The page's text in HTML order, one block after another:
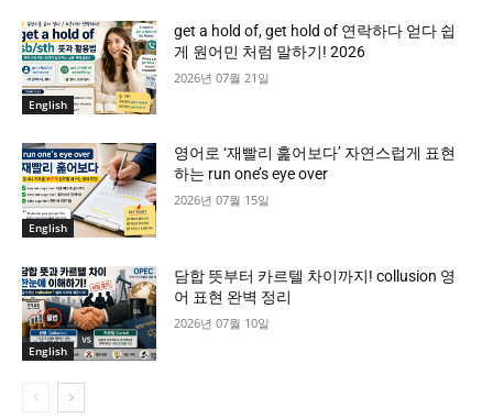
English
get a hold of, get hold of 연락하다 얻다 쉽
게 원어민 처럼 말하기! 2026
2026년 07월 21일
English
영어로 ‘재빨리 훑어보다’ 자연스럽게 표현
하는 run one’s eye over
2026년 07월 15일
English
담합 뜻부터 카르텔 차이까지! collusion 영
어 표현 완벽 정리
2026년 07월 10일